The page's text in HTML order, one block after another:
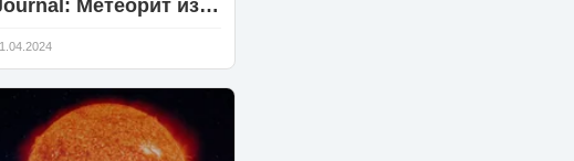
Метеорит из
себе частицы